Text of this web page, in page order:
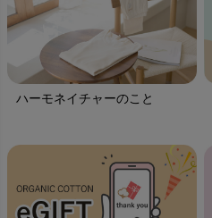
ハーモネイチャーのこと